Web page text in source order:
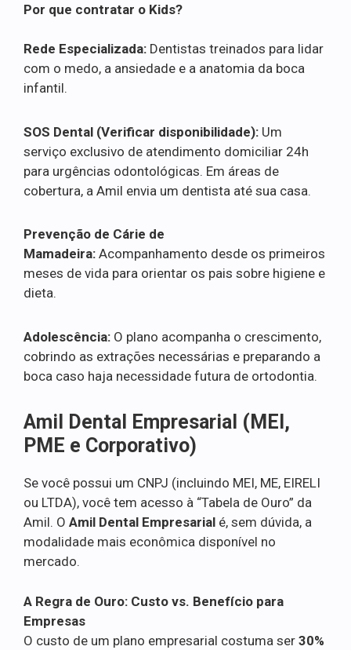
Por que contratar o Kids?
Rede Especializada: Dentistas treinados para lidar
com o medo, a ansiedade e a anatomia da boca
infantil.
SOS Dental (Verificar disponibilidade): Um
serviço exclusivo de atendimento domiciliar 24h
para urgências odontológicas. Em áreas de
cobertura, a Amil envia um dentista até sua casa.
Prevenção de Cárie de
Mamadeira: Acompanhamento desde os primeiros
meses de vida para orientar os pais sobre higiene e
dieta.
Adolescência: O plano acompanha o crescimento,
cobrindo as extrações necessárias e preparando a
boca caso haja necessidade futura de ortodontia.
Amil Dental Empresarial (MEI,
PME e Corporativo)
Se você possui um CNPJ (incluindo MEI, ME, EIRELI
ou LTDA), você tem acesso à “Tabela de Ouro” da
Amil. O Amil Dental Empresarial é, sem dúvida, a
modalidade mais econômica disponível no
mercado.
A Regra de Ouro: Custo vs. Benefício para
Empresas
O custo de um plano empresarial costuma ser 30%